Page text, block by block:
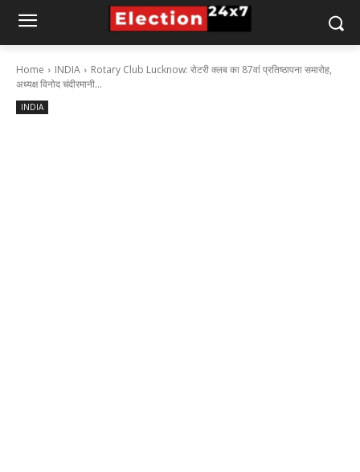
Home INDIA
Rotary Club Lucknow: रोटरी क्लब का 87वां प्रतिष्ठापना समारोह,
अध्यक्ष विनोद चंदीरमानी...
INDIA